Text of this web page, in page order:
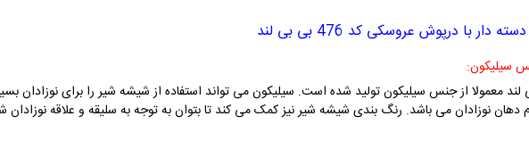
دار با درپوش عروسکی کد 476 بی بی لند
سیلیکون:
معمولا از جنس سیلیکون تولید شده است. سیلیکون می تواند استفاده از شیشه شیر را برای نوزادان
دهان نوزادان می باشد. رنگ بندی شیشه شیر نیز کمک می کند تا بتوان به توجه به سلیقه و علاقه نوزادان